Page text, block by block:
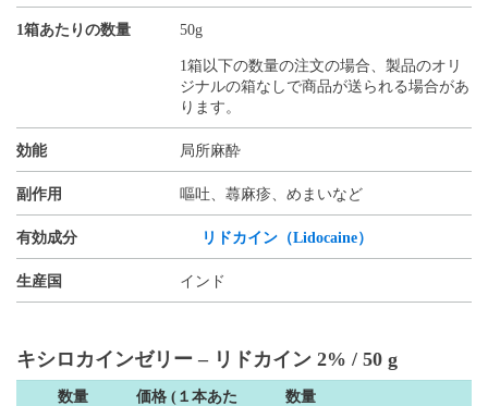
1箱あたりの数量 50g
1箱以下の数量の注文の場合、製品のオリ
ジナルの箱なしで商品が送られる場合があ
ります。
効能 局所麻酔
副作用 嘔吐、蕁麻疹、めまいなど
有効成分 リドカイン（Lidocaine）
生産国 インド
キシロカインゼリー – リドカイン 2% / 50 g
数量
価格 (１本あた
数量